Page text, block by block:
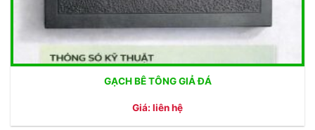
GẠCH BÊ TÔNG GIẢ ĐÁ
Giá: liên hệ